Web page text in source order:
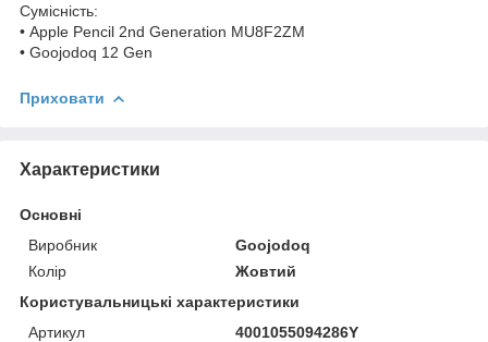
Сумісність:
• Apple Pencil 2nd Generation MU8F2ZM
• Goojodoq 12 Gen
Приховати
Характеристики
Основні
Виробник
Goojodoq
Колір
Жовтий
Користувальницькі характеристики
Артикул
4001055094286Y